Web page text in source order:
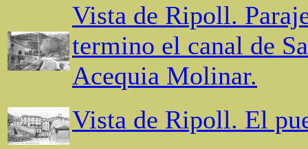
Vista de Ripoll.
termino el canal de
Acequia Molinar.
Vista de Ripoll. El